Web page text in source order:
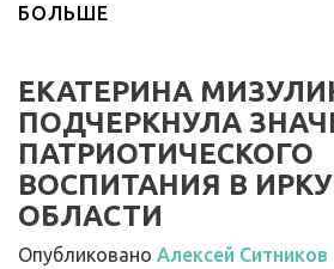
БОЛЬШЕ
ЕКАТЕРИНА
ПОДЧЕРКНУЛА
ПАТРИОТИЧЕСКОГО
ВОСПИТАНИЯ В
ОБЛАСТИ
Опубликовано Алексей Ситников